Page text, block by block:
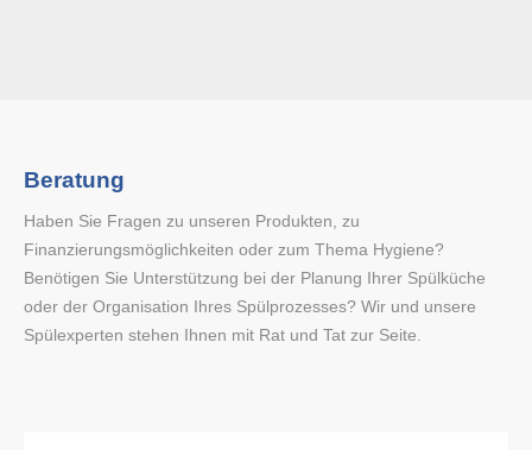
Beratung
Haben Sie Fragen zu unseren Produkten, zu
Finanzierungsmöglichkeiten oder zum Thema Hygiene?
Benötigen Sie Unterstützung bei der Planung Ihrer Spülküche
oder der Organisation Ihres Spülprozesses? Wir und unsere
Spülexperten stehen Ihnen mit Rat und Tat zur Seite.